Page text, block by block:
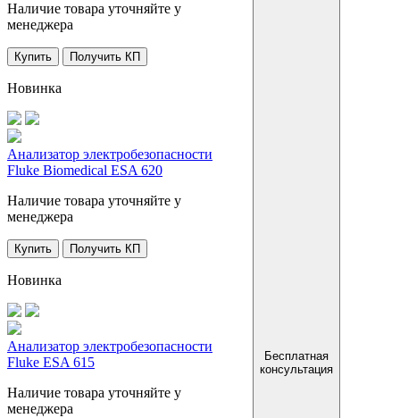
Наличие товара уточняйте у
менеджера
Купить Получить КП
Новинка
Анализатор электробезопасности
Fluke Biomedical ESA 620
Наличие товара уточняйте у
менеджера
Купить Получить КП
Новинка
Анализатор электробезопасности
Fluke ESA 615
Наличие товара уточняйте у
менеджера
Бесплатная
консультация